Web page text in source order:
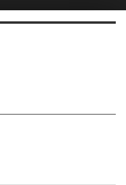
5
5